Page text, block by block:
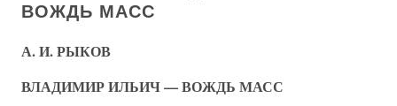
ВОЖДЬ МАСС
А. И. РЫКОВ
ВЛАДИМИР ИЛЬИЧ — ВОЖДЬ МАСС